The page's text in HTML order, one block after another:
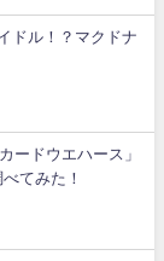
ドル！？マクドナ
ードウエハース」
てみた！